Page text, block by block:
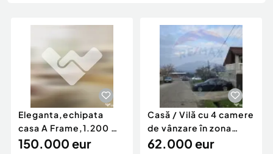
Afaceri și echipamente profesionale
Inchiriere Bunuri si Vehicule
Piese auto si accesorii
Eleganta,echipata
casa A Frame,1.200 mp
teren,deschidere Pia
150.000 eur
Casă / Vilă cu 4 camere
de vânzare în zona
Periferie
62.000 eur